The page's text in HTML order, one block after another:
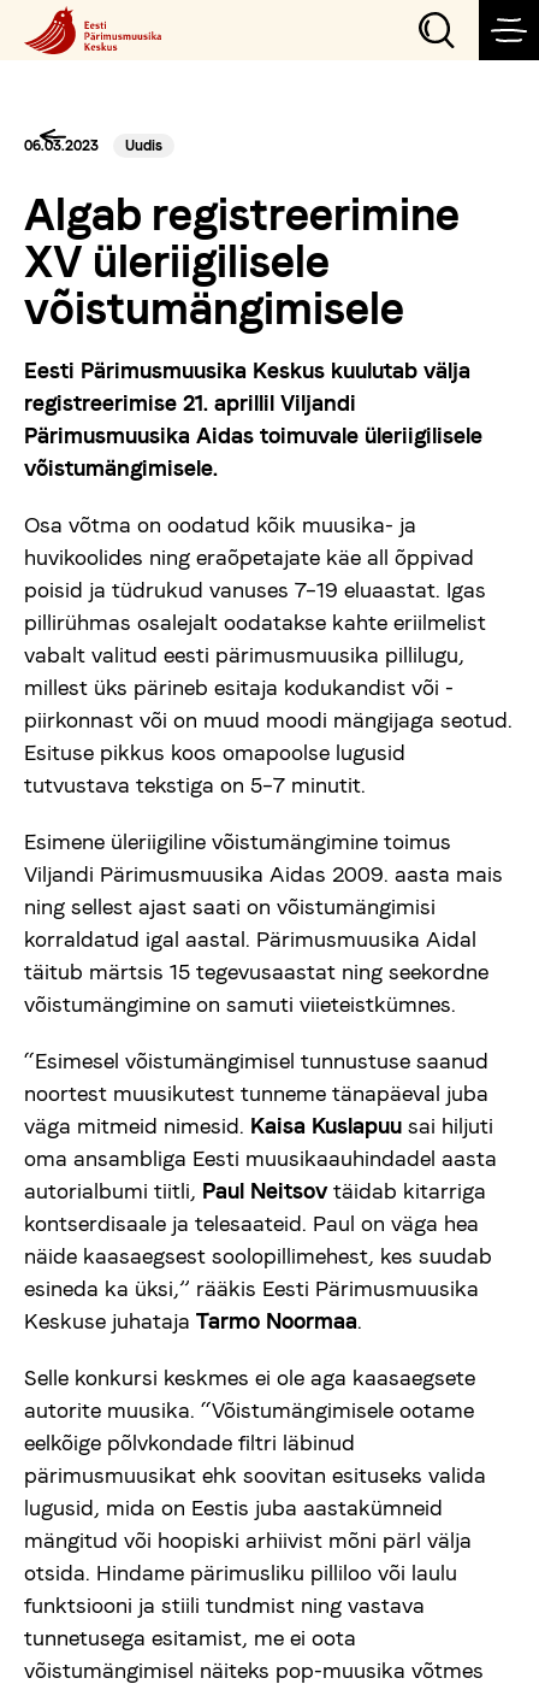
Sündmused
Teeme
Külasta
Õpi
Korralda
Uudised
Meist
viljandifolk.ee
Vaegnägijale
Est Eng
06.03.2023 Uudis
Algab registreerimine
XV üleriigilisele
võistumängimisele
Eesti Pärimusmuusika Keskus kuulutab välja
registreerimise 21. aprillil Viljandi
Pärimusmuusika Aidas toimuvale üleriigilisele
võistumängimisele.
Osa võtma on oodatud kõik muusika- ja
huvikoolides ning eraõpetajate käe all õppivad
poisid ja tüdrukud vanuses 7–19 eluaastat. Igas
pillirühmas osalejalt oodatakse kahte eriilmelist
vabalt valitud eesti pärimusmuusika pillilugu,
millest üks pärineb esitaja kodukandist või -
piirkonnast või on muud moodi mängijaga seotud.
Esituse pikkus koos omapoolse lugusid
tutvustava tekstiga on 5–7 minutit.
Esimene üleriigiline võistumängimine toimus
Viljandi Pärimusmuusika Aidas 2009. aasta mais
ning sellest ajast saati on võistumängimisi
korraldatud igal aastal. Pärimusmuusika Aidal
täitub märtsis 15 tegevusaastat ning seekordne
võistumängimine on samuti viieteistkümnes.
“Esimesel võistumängimisel tunnustuse saanud
noortest muusikutest tunneme tänapäeval juba
väga mitmeid nimesid. Kaisa Kuslapuu sai hiljuti
oma ansambliga Eesti muusikaauhindadel aasta
autorialbumi tiitli, Paul Neitsovtäidab kitarriga
kontserdisaale ja telesaateid. Paul on väga hea
näide kaasaegsest soolopillimehest, kes suudab
esineda ka üksi,” rääkis Eesti Pärimusmuusika
Keskuse juhataja Tarmo Noormaa.
Selle konkursi keskmes ei ole aga kaasaegsete
autorite muusika. “Võistumängimisele ootame
eelkõige põlvkondade filtri läbinud
pärimusmuusikat ehk soovitan esituseks valida
lugusid, mida on Eestis juba aastakümneid
mängitud või hoopiski arhiivist mõni pärl välja
otsida. Hindame pärimusliku pilliloo või laulu
funktsiooni ja stiili tundmist ning vastava
tunnetusega esitamist, me ei oota
võistumängimisel näiteks pop-muusika võtmes